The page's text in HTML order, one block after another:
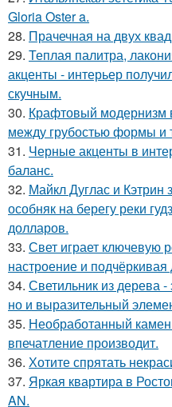
Gloria Oster a.
28. Прачечная на двух
29. Теплая палитра,
акценты - интерьер
скучным.
30. Крафтовый модернизм
между грубостью формы и
31. Черные акценты в
баланс.
32. Майкл Дуглас и Кэтрин
особняк на берегу реки
долларов.
33. Свет играет ключевую
настроение и подчёркивая
34. Светильник из дерева -
но и выразительный
35. Необработанный
впечатление производит.
36. Хотите спрятать
37. Яркая квартира в
AN.